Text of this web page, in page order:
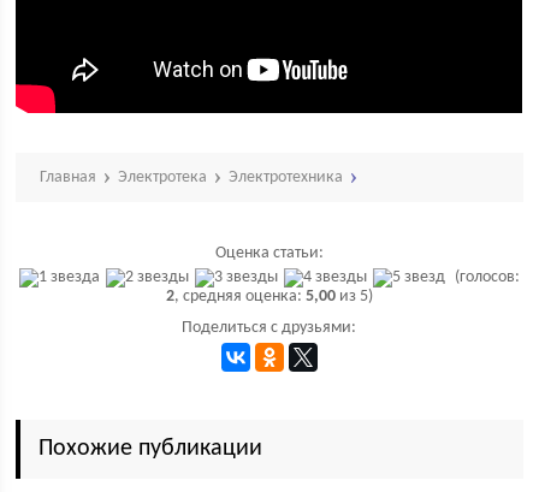
Главная Электротека Электротехника
Оценка статьи:
(голосов:
2, средняя оценка: 5,00из 5)
Поделиться с друзьями:
Похожие публикации